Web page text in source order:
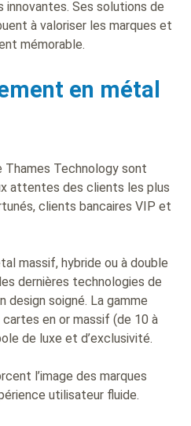
Ses solutions de
à valoriser les marques et
mémorable.
en métal
Technology sont
attentes des clients les plus
clients bancaires VIP et
massif, hybride ou à double
dernières technologies de
soigné. La gamme
en or massif (de 10 à
de luxe et d’exclusivité.
l’image des marques
utilisateur fluide.